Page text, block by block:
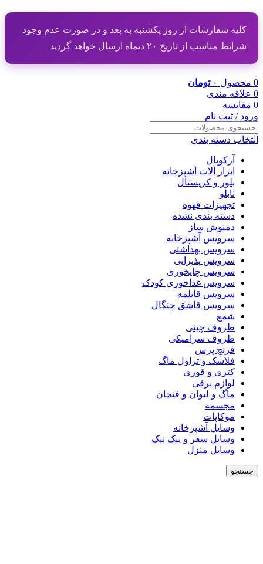
کلیه سفارشات از روز یکشنبه به بعد و در صورت عدم وجود
شرایط مناسب از تاریخ ۲۰ دیماه ارسال خواهد گردید
0 محصول ۰ تومان
0 علاقه مندی
0 مقایسه
ورود / ثبت نام
انتخاب دسته بندی
آرکوپال
ابزار آلات آشپزخانه
بلور و کریستال
تابلو
تجهیزات قهوه
دسته بندی نشده
دمنوش ساز
سرویس آشپزخانه
سرویس بهداشتی
سرویس پذیرایی
سرویس چایخوری
سرویس غذاخوری کودک
سرویس قابلمه
سرویس قاشق چنگال
شمع
ظروف چینی
ظروف سرامیکی
فرنچ پرس
فلاسک و تراول ماگ
کتری و قوری
لوازم برقی
ماگ و لیوان و فنجان
مجسمه
موکاپات
وسایل آشپزخانه
وسایل سفر و پیک نیک
وسایل منزل
جستجو